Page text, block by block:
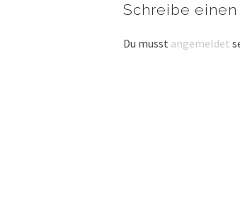
Schreibe
Du musst angemeldet